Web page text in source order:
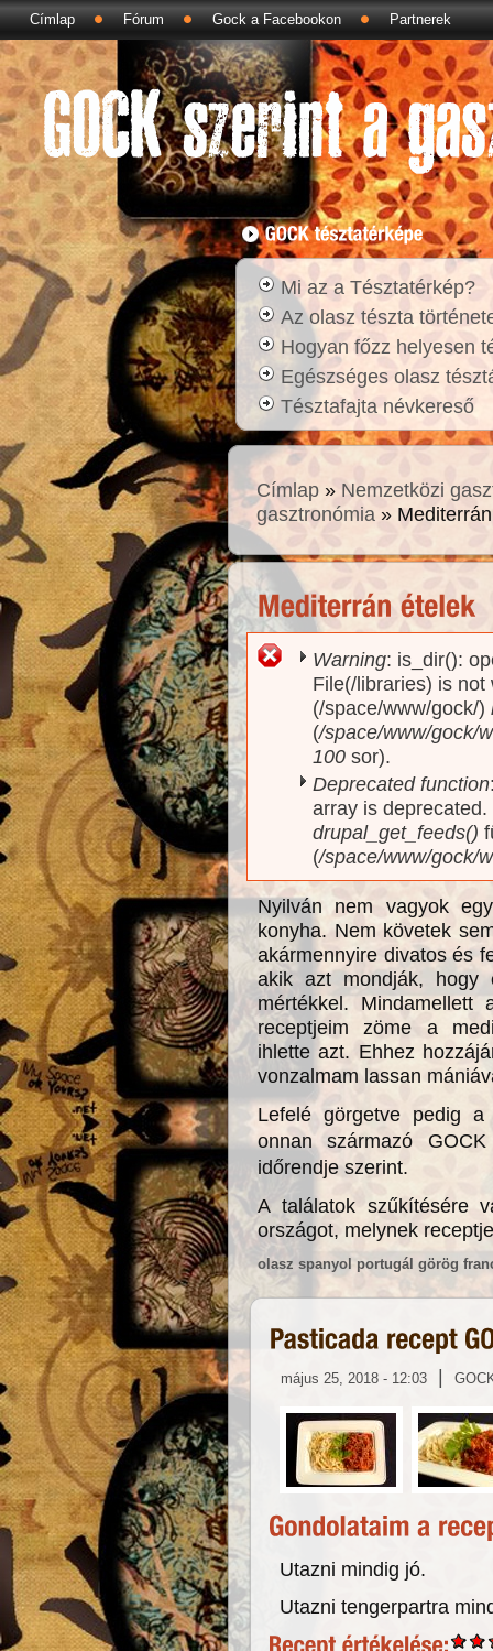
Címlap Fórum Gock a Facebookon Partnerek
Mi az a Tésztatérkép?
Az olasz tészta
Hogyan főzz helyesen
Egészséges olasz
Tésztafajta névkereső
Címlap » Nemzetközi
gasztronómia »
Hibaüzenet
Warning: is_dir():
File(/libraries) is
(/space/www/gock/)
(/space/www/gock/
100 sor).
Deprecated function
array is
drupal_get_feeds()
(/space/www/gock/
Nyilván nem vagyok
konyha. Nem követek
akármennyire divatos és
akik azt mondják, hogy
mértékkel. Mindamellett
receptjeim zöme a
ihlette azt. Ehhez
vonzalmam lassan
Lefelé görgetve pedig
onnan származó
időrendje szerint.
A találatok szűkítésére
országot, melynek
olasz spanyol portugál görög
május 25, 2018 - 12:03 |
Utazni mindig jó.
Utazni tengerpartra